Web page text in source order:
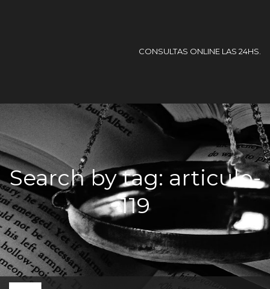
CONSULTAS ONLINE LAS 24HS.
Search by tag: articulo-
119